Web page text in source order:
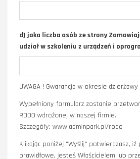
d) jaka liczba osób ze strony
udział w szkoleniu z urządzeń i
UWAGA ! Gwarancja w okresie dzierżawy
Wypełniony formularz zostanie
RODO wdrożonej w naszej firmie.
Szczegóły: www.adminpark.pl/rodo
Klikając poniżej "Wyślij" potwierdzasz,
prawidłowe, jesteś Właścicielem lub